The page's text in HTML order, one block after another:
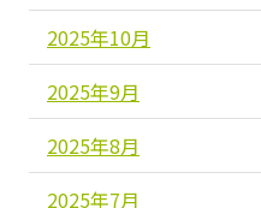
2025年10月
2025年9月
2025年8月
2025年7月